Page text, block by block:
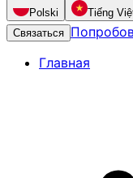
Polski
Tiếng
Связаться
Главная